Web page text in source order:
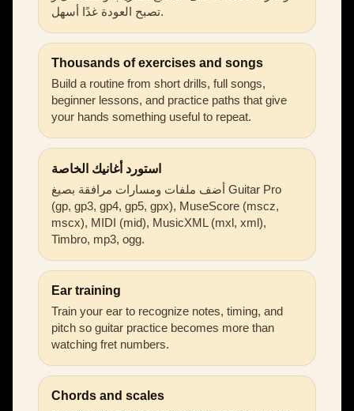
تصبح العودة غدًا أسهل.
Thousands of exercises and songs
Build a routine from short drills, full songs,
beginner lessons, and practice paths that give
your hands something useful to repeat.
استورد أغانيك الخاصة
أضف ملفات ومسارات مرافقة بصيغ Guitar Pro
(gp, gp3, gp4, gp5, gpx), MuseScore (mscz,
mscx), MIDI (mid), MusicXML (mxl, xml),
Timbro, mp3, ogg.
Ear training
Train your ear to recognize notes, timing, and
pitch so guitar practice becomes more than
watching fret numbers.
Chords and scales